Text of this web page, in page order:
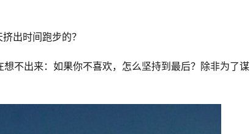
出时间跑步的？
不出来：如果你不喜欢，怎么坚持到最后？除非为了谋